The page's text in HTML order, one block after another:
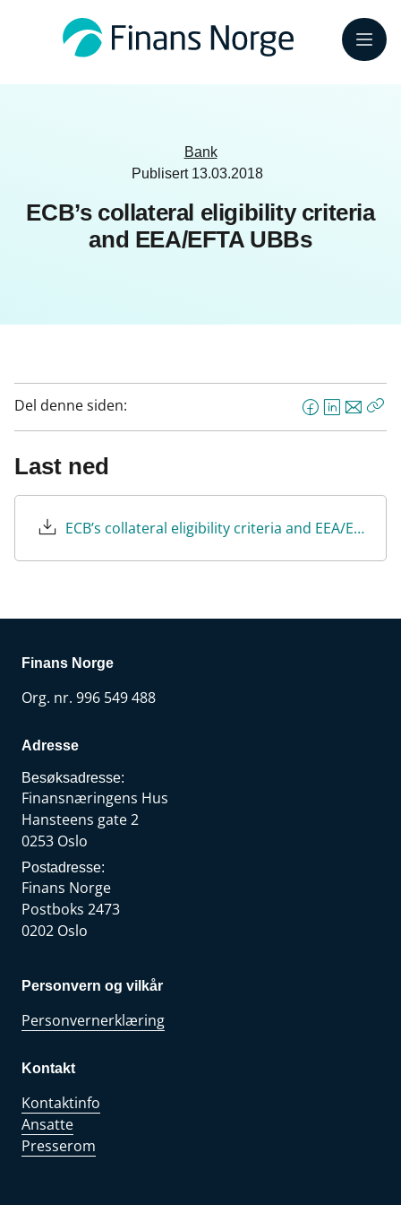
Meny
Bank
Publisert 13.03.2018
ECB’s collateral eligibility criteria
and EEA/EFTA UBBs
Del denne siden:
F
a
b
o
k
L
i
e
d
n
E
-
s
t
Last ned
ECB’s collateral eligibility criteria and EEA/EFTA UBBs
Finans Norge
Org. nr. 996 549 488
Adresse
Besøksadresse:
Finansnæringens Hus
Hansteens gate 2
0253 Oslo
Postadresse:
Finans Norge
Postboks 2473
0202 Oslo
Personvern og vilkår
Personvernerklæring
Kontakt
Kontaktinfo
Ansatte
Presserom